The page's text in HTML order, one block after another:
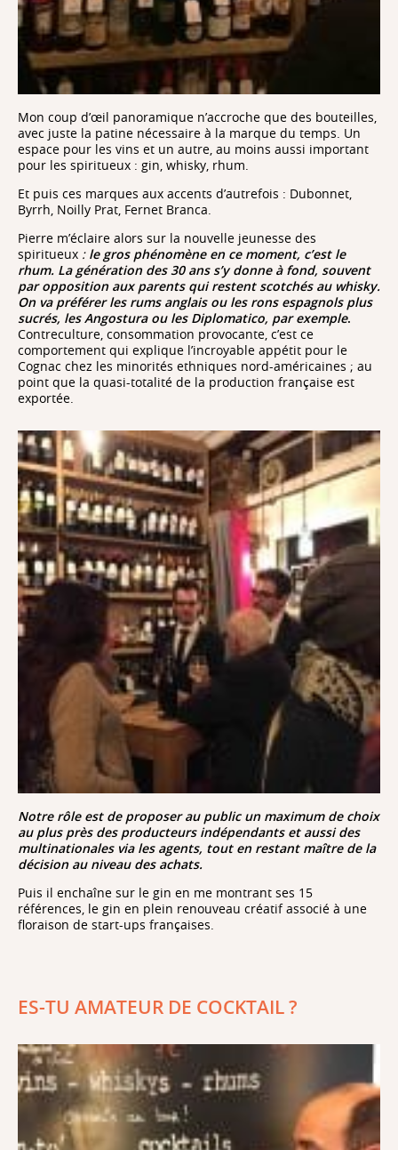
Mon coup d’œil panoramique n’accroche que des bouteilles,
avec juste la patine nécessaire à la marque du temps. Un
espace pour les vins et un autre, au moins aussi important
pour les spiritueux : gin, whisky, rhum.
Et puis ces marques aux accents d’autrefois : Dubonnet,
Byrrh, Noilly Prat, Fernet Branca.
Pierre m’éclaire alors sur la nouvelle jeunesse des
spiritueux : le gros phénomène en ce moment, c’est le
rhum. La génération des 30 ans s’y donne à fond, souvent
par opposition aux parents qui restent scotchés au whisky.
On va préférer les rums anglais ou les rons espagnols plus
sucrés, les Angostura ou les Diplomatico, par exemple.
Contreculture, consommation provocante, c’est ce
comportement qui explique l’incroyable appétit pour le
Cognac chez les minorités ethniques nord-américaines ; au
point que la quasi-totalité de la production française est
exportée.
Notre rôle est de proposer au public un maximum de choix
au plus près des producteurs indépendants et aussi des
multinationales via les agents, tout en restant maître de la
décision au niveau des achats.
Puis il enchaîne sur le gin en me montrant ses 15
références, le gin en plein renouveau créatif associé à une
floraison de start-ups françaises.
ES-TU AMATEUR DE COCKTAIL ?